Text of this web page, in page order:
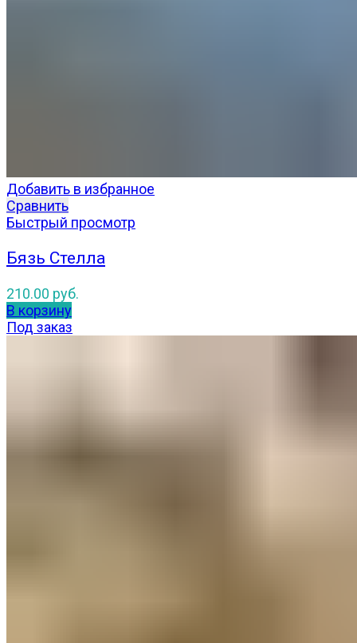
Добавить в избранное
Сравнить
Быстрый просмотр
Бязь Стелла
210.00 руб.
В корзину
Под заказ